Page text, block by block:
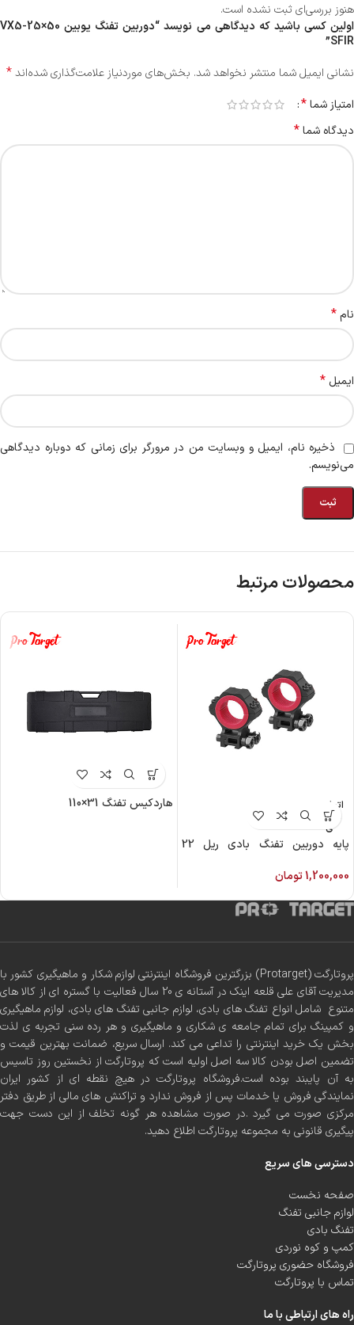
هنوز بررسی‌ای ثبت نشده است.
اولین کسی باشید که دیدگاهی می نویسد “دوربین تفنگ یوبین VX5-25×50
SFIR”
نشانی ایمیل شما منتشر نخواهد شد. بخش‌های موردنیاز علامت‌گذاری شده‌اند*
امتیاز شما*
دیدگاه شما*
نام*
ایمیل *
ذخیره نام، ایمیل و وبسایت من در مرورگر برای زمانی که دوباره دیدگاهی
می‌نویسم.
محصولات مرتبط
اتمام م
وجود
ی
پایه دوربین تفنگ بادی ریل 22
1,200,000تومان
هاردکیس تفنگ 31×110
پروتارگت (Protarget) بزرگترین فروشگاه اینترنتی لوازم شکار و ماهیگیری کشور با
مدیریت آقای علی قلعه اینک در آستانه ی 20 سال فعالیت با گستره ای از کالا های
متنوع شامل انواع تفنگ های بادی، لوازم جانبی تفنگ های بادی، لوازم ماهیگیری
و کمپینگ برای تمام جامعه ی شکاری و ماهیگیری و هر رده سنی تجربه ی لذت
بخش یک خرید اینترنتی را تداعی می کند. ارسال سریع، ضمانت بهترین قیمت و
تضمین اصل بودن کالا سه اصل اولیه است که پروتارگت از نخستین روز تاسیس
به آن پایبند بوده است.فروشگاه پروتارگت در هیچ نقطه ای از کشور ایران
نمایندگی فروش یا خدمات پس از فروش ندارد و تراکنش های مالی از طریق دفتر
مرکزی صورت می گیرد .در صورت مشاهده هر گونه تخلف از این دست جهت
پیگیری قانونی به مجموعه پروتارگت اطلاع دهید.
دسترسی های سریع
صفحه نخست
لوازم جانبی تفنگ
تفنگ بادی
کمپ و کوه نوردی
فروشگاه حضوری پروتارگت
تماس با پروتارگت
راه های ارتباطی با ما